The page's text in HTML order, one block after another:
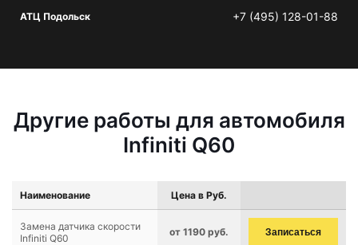
АТЦ Подольск +7 (495) 128-01-88
Другие работы для автомобиля
Infiniti Q60
Наименование Цена в Руб.
Замена датчика скорости
Infiniti Q60
от 1190 руб. Записаться